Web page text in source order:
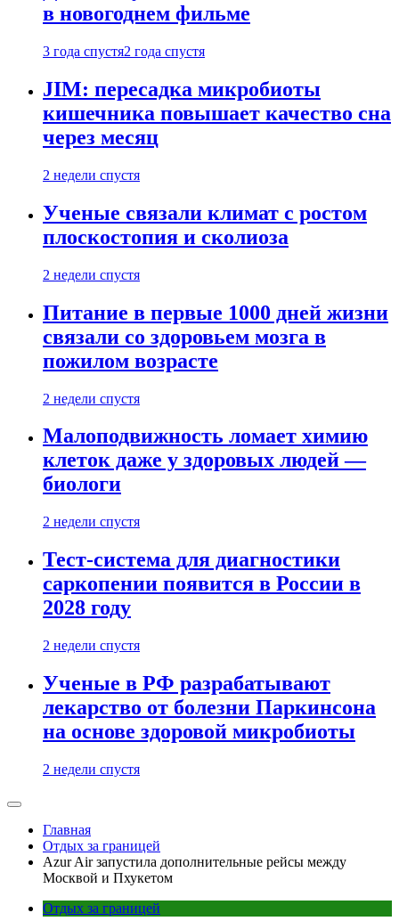
в новогоднем фильме
3 года спустя2 года спустя
JIM: пересадка микробиоты
кишечника повышает качество сна
через месяц
2 недели спустя
Ученые связали климат с ростом
плоскостопия и сколиоза
2 недели спустя
Питание в первые 1000 дней жизни
связали со здоровьем мозга в
пожилом возрасте
2 недели спустя
Малоподвижность ломает химию
клеток даже у здоровых людей —
биологи
2 недели спустя
Тест-система для диагностики
саркопении появится в России в
2028 году
2 недели спустя
Ученые в РФ разрабатывают
лекарство от болезни Паркинсона
на основе здоровой микробиоты
2 недели спустя
Главная
Отдых за границей
Azur Air запустила дополнительные рейсы между
Москвой и Пхукетом
Отдых за границей